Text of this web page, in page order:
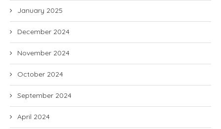
January 2025
December 2024
November 2024
October 2024
September 2024
April 2024